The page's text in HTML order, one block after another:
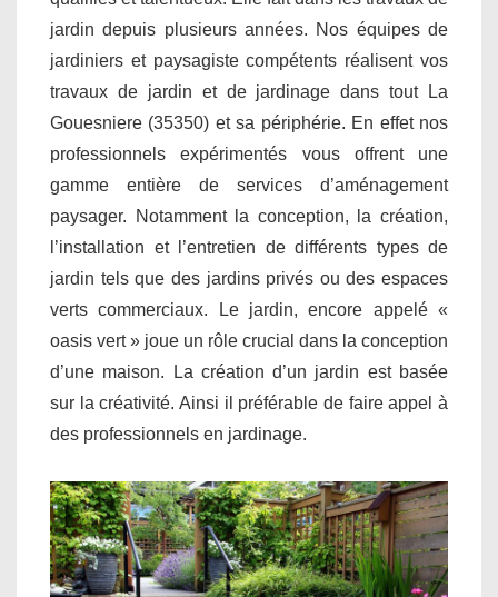
jardin depuis plusieurs années. Nos équipes de
jardiniers et paysagiste compétents réalisent vos
travaux de jardin et de jardinage dans tout La
Gouesniere (35350) et sa périphérie. En effet nos
professionnels expérimentés vous offrent une
gamme entière de services d’aménagement
paysager. Notamment la conception, la création,
l’installation et l’entretien de différents types de
jardin tels que des jardins privés ou des espaces
verts commerciaux. Le jardin, encore appelé «
oasis vert » joue un rôle crucial dans la conception
d’une maison. La création d’un jardin est basée
sur la créativité. Ainsi il préférable de faire appel à
des professionnels en jardinage.